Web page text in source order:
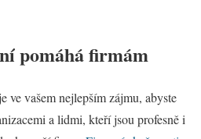
pomáhá firmám
ve vašem nejlepším zájmu, abyste
a lidmi, kteří jsou profesně i